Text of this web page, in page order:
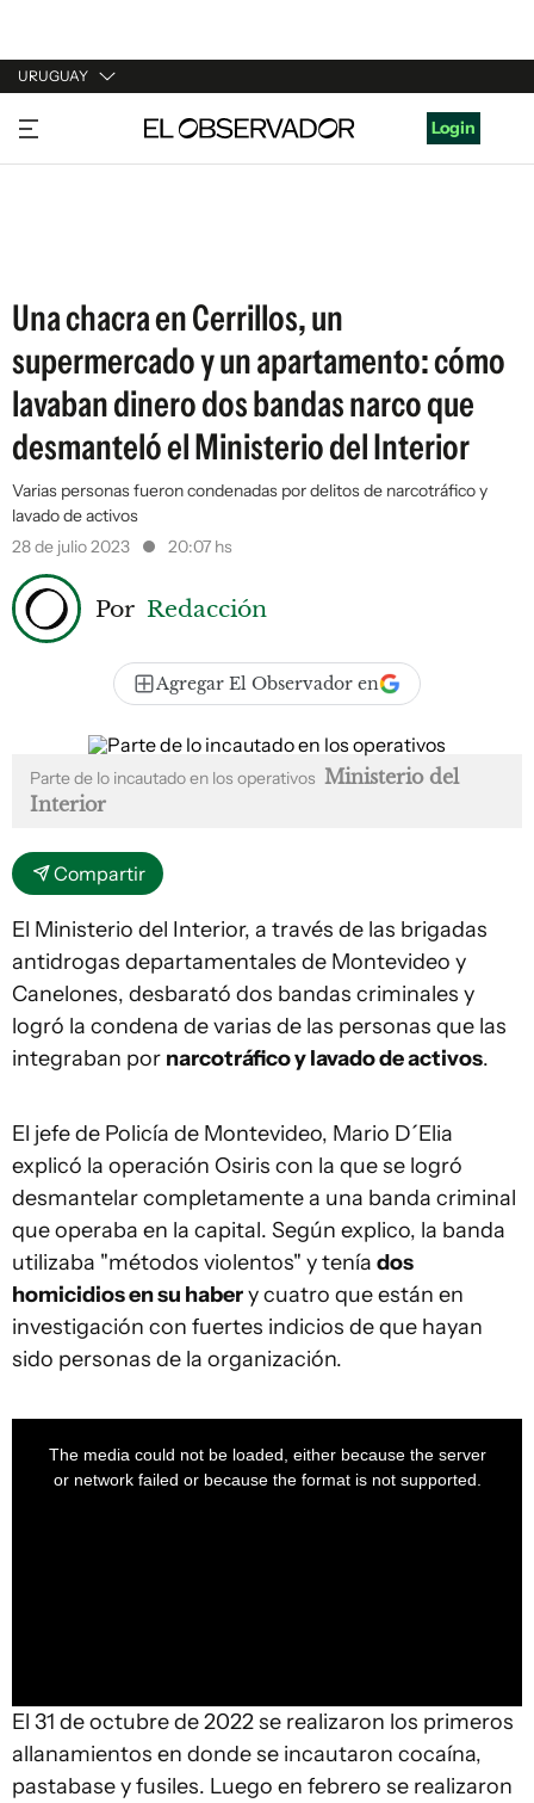
URUGUAY
URUGUAY
ARGENTINA
Login
Una chacra en Cerrillos, un
supermercado y un apartamento: cómo
lavaban dinero dos bandas narco que
desmanteló el Ministerio del Interior
Varias personas fueron condenadas por delitos de narcotráfico y
lavado de activos
28 de julio 2023
20:07 hs
Por Redacción
Agregar El Observador en
Parte de lo incautado en los operativos Ministerio del
Interior
Compartir
El Ministerio del Interior, a través de las brigadas
antidrogas departamentales de Montevideo y
Canelones, desbarató dos bandas criminales y
logró la condena de varias de las personas que las
integraban por narcotráfico y lavado de activos.
El jefe de Policía de Montevideo, Mario D´Elia
explicó la operación Osiris con la que se logró
desmantelar completamente a una banda criminal
que operaba en la capital. Según explico, la banda
utilizaba "métodos violentos" y tenía dos
homicidios en su habery cuatro que están en
investigación con fuertes indicios de que hayan
sido personas de la organización.
The media could not be loaded, either because the server
or network failed or because the format is not supported.
El 31 de octubre de 2022 se realizaron los primeros
allanamientos en donde se incautaron cocaína,
pastabase y fusiles. Luego en febrero se realizaron